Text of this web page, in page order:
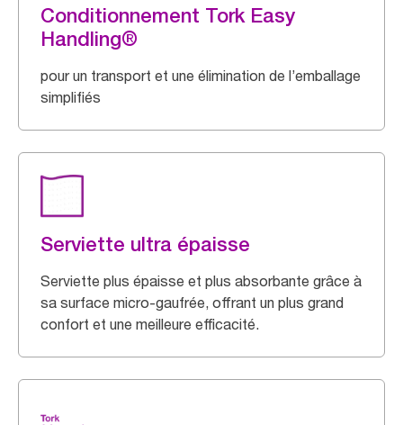
Conditionnement Tork Easy
Handling®
pour un transport et une élimination de l’emballage
simplifiés
Serviette ultra épaisse
Serviette plus épaisse et plus absorbante grâce à
sa surface micro-gaufrée, offrant un plus grand
confort et une meilleure efficacité.